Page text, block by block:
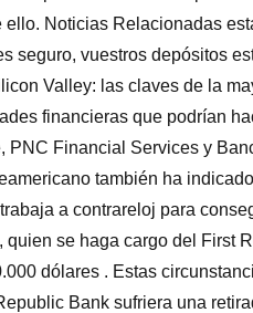
Noticias Relacionadas
seguro, vuestros depósitos
Valley: las claves de la
financieras que podrían
Financial Services y
también ha
a contrareloj para
se haga cargo del First
dólares . Estas
Bank sufriera una